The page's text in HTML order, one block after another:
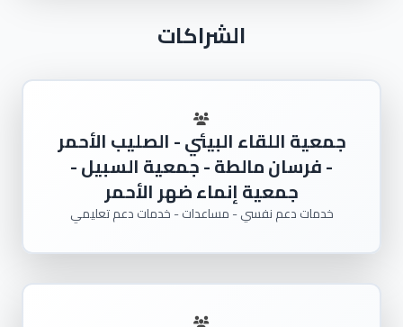
الشراكات
جمعية اللقاء البيئي - الصليب الأحمر
- فرسان مالطة - جمعية السبيل -
جمعية إنماء ضهر الأحمر
خدمات دعم نفسي - مساعدات - خدمات دعم تعليمي